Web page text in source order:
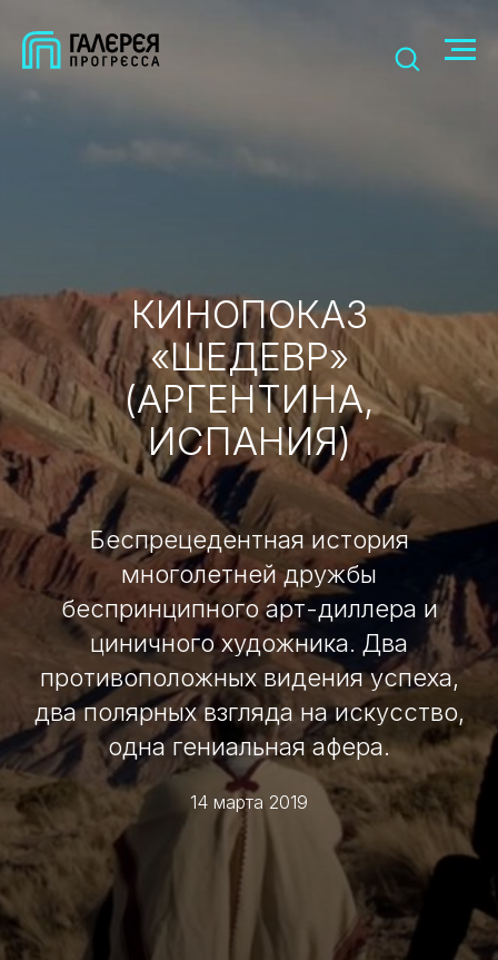
КИНОПОКАЗ
«ШЕДЕВР»
(АРГЕНТИНА,
ИСПАНИЯ)
Беспрецедентная история
многолетней дружбы
беспринципного арт-диллера и
циничного художника. Два
противоположных видения успеха,
два полярных взгляда на искусство,
одна гениальная афера.
14 марта 2019